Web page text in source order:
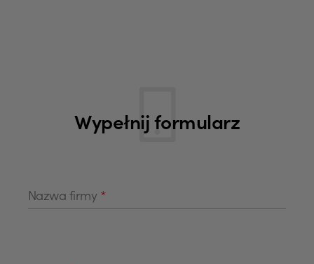
Wypełnij formularz
Nazwa firmy *